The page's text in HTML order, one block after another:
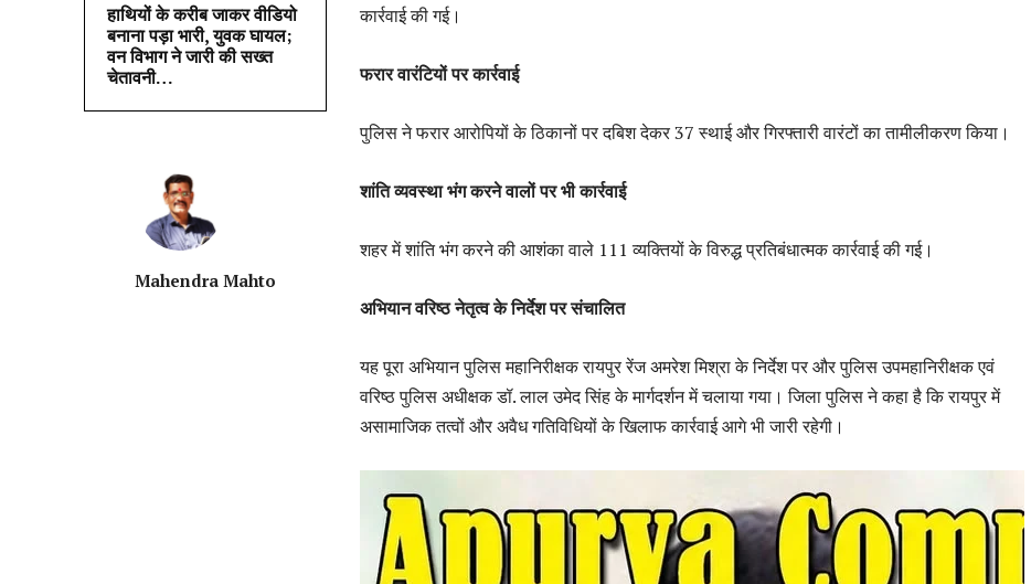
हाथियों के करीब जाकर वीडियो
बनाना पड़ा भारी, युवक घायल;
वन विभाग ने जारी की सख्त
चेतावनी…
Mahendra Mahto
कार्रवाई की गई।
फरार वारंटियों पर कार्रवाई
पुलिस ने फरार आरोपियों के ठिकानों पर दबिश देकर 37 स्थाई और गिरफ्तारी वारंटों का तामीलीकरण किया।
शांति व्यवस्था भंग करने वालों पर भी कार्रवाई
शहर में शांति भंग करने की आशंका वाले 111 व्यक्तियों के विरुद्ध प्रतिबंधात्मक कार्रवाई की गई।
अभियान वरिष्ठ नेतृत्व के निर्देश पर संचालित
यह पूरा अभियान पुलिस महानिरीक्षक रायपुर रेंज अमरेश मिश्रा के निर्देश पर और पुलिस उपमहानिरीक्षक एवं
वरिष्ठ पुलिस अधीक्षक डॉ. लाल उमेद सिंह के मार्गदर्शन में चलाया गया। जिला पुलिस ने कहा है कि रायपुर में
असामाजिक तत्वों और अवैध गतिविधियों के खिलाफ कार्रवाई आगे भी जारी रहेगी।